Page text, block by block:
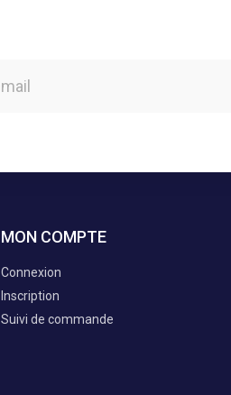
MON COMPTE
Connexion
Inscription
Suivi de commande